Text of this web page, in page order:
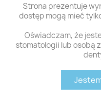
Strona prezentuje
dostęp mogą mieć
Oświadczam, że
stomatologii lub osobą
Szybki podgląd SML 4100-XR KOLINSKY BRUSH TIP 8-R, STAINLESS STEEL CONNECTION
300,19 zł